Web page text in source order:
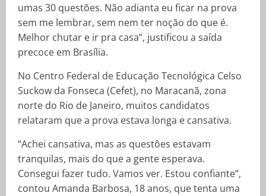
umas 30 questões. Não adianta eu ficar na prova
sem me lembrar, sem nem ter noção do que é.
Melhor chutar e ir pra casa”, justificou a saída
precoce em Brasília.
No Centro Federal de Educação Tecnológica Celso
Suckow da Fonseca (Cefet), no Maracanã, zona
norte do Rio de Janeiro, muitos candidatos
relataram que a prova estava longa e cansativa.
“Achei cansativa, mas as questões estavam
tranquilas, mais do que a gente esperava.
Consegui fazer tudo. Vamos ver. Estou confiante”,
contou Amanda Barbosa, 18 anos, que tenta uma